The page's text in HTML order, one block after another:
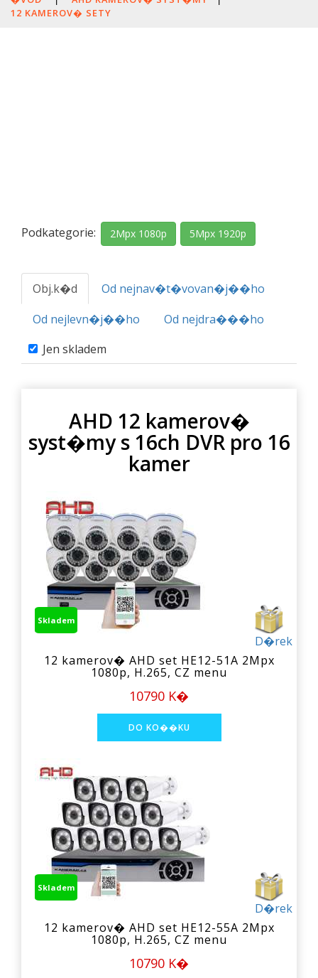
12 KAMEROV� SETY
Podkategorie: 2Mpx 1080p 5Mpx 1920p
Obj.k�d
Od nejnav�t�vovan�j��ho
Od nejlevn�j��ho
Od nejdra���ho
Jen skladem
AHD 12 kamerov�
syst�my s 16ch DVR pro 16
kamer
D�rek
Skladem
12 kamerov� AHD set HE12-51A 2Mpx
1080p, H.265, CZ menu
10790 K�
D�rek
Skladem
12 kamerov� AHD set HE12-55A 2Mpx
1080p, H.265, CZ menu
10790 K�